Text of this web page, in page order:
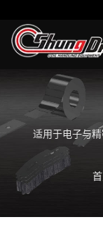
适用于电子与
电产品零件 汽车零件、建材与装饰材料、工业设备外壳/順
噠實業股份有
备超过36年，
司，积极拓​​展
以工业4.0为基